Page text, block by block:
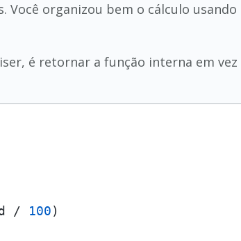
Você organizou bem o cálculo usando
é retornar a função interna em
/
100)